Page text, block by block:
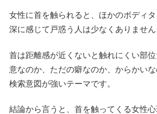
女性に首を触られると、ほかのボディ
深に感じて戸惑う人は少なくありません
首は距離感が近くないと触れにくい部
意なのか、ただの癖なのか、からかい
検索意図が強いテーマです。
結論から言うと、首を触ってくる女性